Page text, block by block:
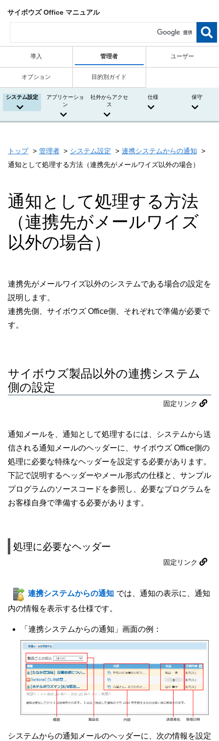
サイボウズ Office マニュアル
導入 管理者 ユーザー
オプション 目的別ガイド
システム設定
アプリケーショ
ン
社外からアクセ
ス
仕様 保守
トップ 管理者 システム設定
連携システムからの通知
通知として処理する方法（連携先がメールワイズ以外の場合）
通知として処理する方法
（連携先がメールワイズ
以外の場合）
連携先がメールワイズ以外のシステムである場合の設定を
説明します。
連携先側、サイボウズ Office側、それぞれで準備が必要で
す。
サイボウズ製品以外の連携システム
側の設定
固定リンク
通知メールを、通知として処理するには、システムから送
信される通知メールのヘッダーに、サイボウズ Office側の
処理に必要な特殊なヘッダーを設定する必要があります。
下記で説明するヘッダーやメール形式の仕様と、サンプル
プログラムのソースコードを参照し、必要なプログラムを
お客様自身で準備する必要があります。
処理に必要なヘッダー
固定リンク
連携システムからの通知 では、通知の表示に、通知
内の情報を表示する仕様です。
「連携システムからの通知」画面の例：
システムからの通知メールのヘッダーに、次の情報を設定